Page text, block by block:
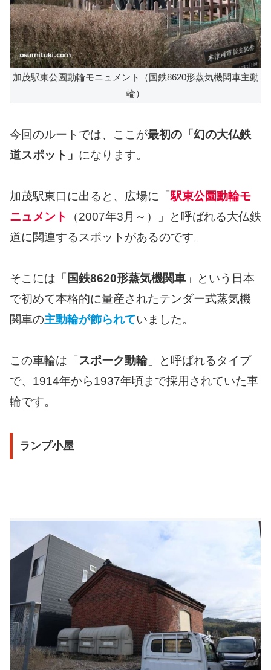
加茂駅東公園動輪モニュメント（国鉄8620形蒸気機関車主動
輪）
今回のルートでは、ここが最初の「幻の大仏鉄
道スポット」 になります。
加茂駅東口に出ると、広場に「駅東公園動輪モ
ニュメント
（2007年3月～）」と呼ばれる大仏鉄
道に関連するスポットがあるのです。
そこには「 国鉄8620形蒸気機関車 」という日本
で初めて本格的に量産されたテンダー式蒸気機
関車の主動輪が飾られていました。
この車輪は「 スポーク動輪」と呼ばれるタイプ
で、1914年から1937年頃まで採用されていた車
輪です。
ランプ小屋